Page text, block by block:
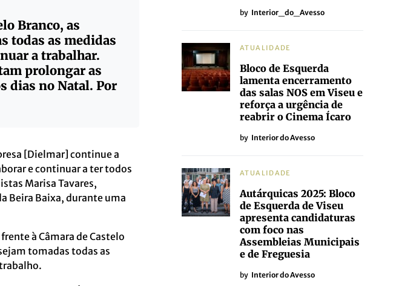
Branco, as
todas as medidas
a trabalhar.
prolongar as
dias no Natal. Por
[Dielmar] continue a
e continuar a ter todos
Marisa Tavares,
Beira Baixa, durante uma
à Câmara de Castelo
tomadas todas as
by Interior_do_Avesso
ATUALIDADE
Bloco de Esquerda
lamenta encerramento
das salas NOS em Viseu e
reforça a urgência de
reabrir o Cinema Ícaro
by Interior do Avesso
ATUALIDADE
Autárquicas 2025: Bloco
de Esquerda de Viseu
apresenta candidaturas
com foco nas
Assembleias Municipais
e de Freguesia
by Interior do Avesso